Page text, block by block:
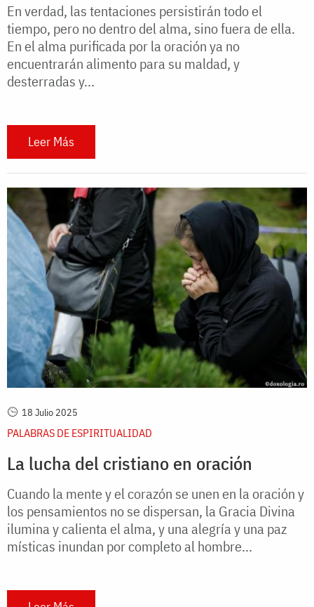
En verdad, las tentaciones persistirán todo el
tiempo, pero no dentro del alma, sino fuera de ella.
En el alma purificada por la oración ya no
encuentrarán alimento para su maldad, y
desterradas y...
Leer Más
18 Julio 2025
PALABRAS DE ESPIRITUALIDAD
La lucha del cristiano en oración
Cuando la mente y el corazón se unen en la oración y
los pensamientos no se dispersan, la Gracia Divina
ilumina y calienta el alma, y una alegría y una paz
místicas inundan por completo al hombre...